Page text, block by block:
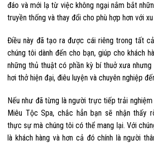
đáo và mới lạ từ việc không ngại nắm bắt
truyền thống và thay đổi cho phù hợp hơn với
Điều này đã tạo ra được cái riêng trong tất
chúng tôi dành đến cho bạn, giúp cho khách
những thủ thuật có phần kỳ bí thuở xưa
hơi thở hiện đại, điêu luyện và chuyên nghiệp
Nếu như đã từng là người trực tiếp trải
Miêu Tộc Spa, chắc hẳn bạn sẽ nhận thấy
thực sự mà chúng tôi có thể mang lại. Với
là khách hàng và hơn cả đó chính là người